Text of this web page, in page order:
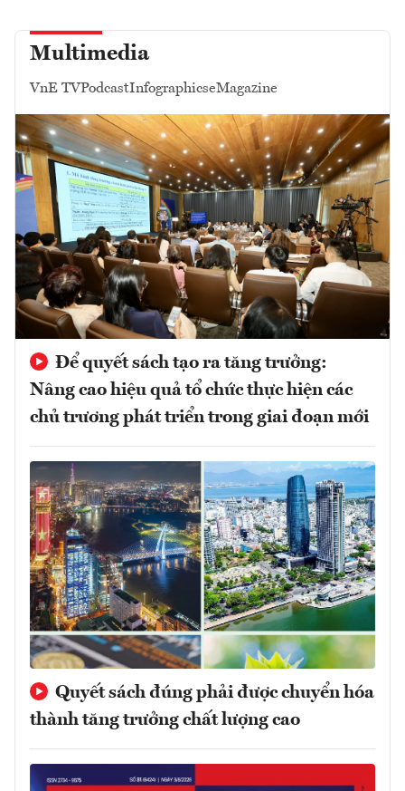
Multimedia
VnE TVPodcastInfographicseMagazine
Để quyết sách tạo ra tăng trưởng:
Nâng cao hiệu quả tổ chức thực hiện các
chủ trương phát triển trong giai đoạn mới
Quyết sách đúng phải được chuyển hóa
thành tăng trưởng chất lượng cao